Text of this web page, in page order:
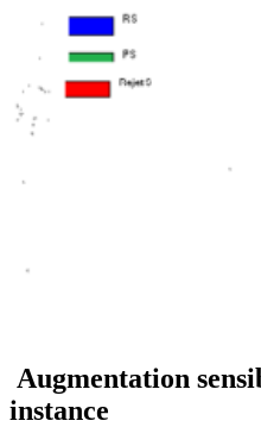
Augmentation
instance